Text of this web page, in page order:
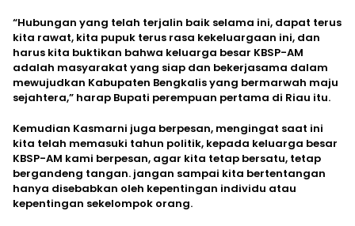
“Hubungan yang telah terjalin baik selama ini, dapat terus
kita rawat, kita pupuk terus rasa kekeluargaan ini, dan
harus kita buktikan bahwa keluarga besar KBSP-AM
adalah masyarakat yang siap dan bekerjasama dalam
mewujudkan Kabupaten Bengkalis yang bermarwah maju
sejahtera,” harap Bupati perempuan pertama di Riau itu.
Kemudian Kasmarni juga berpesan, mengingat saat ini
kita telah memasuki tahun politik, kepada keluarga besar
KBSP-AM kami berpesan, agar kita tetap bersatu, tetap
bergandeng tangan. jangan sampai kita bertentangan
hanya disebabkan oleh kepentingan individu atau
kepentingan sekelompok orang.